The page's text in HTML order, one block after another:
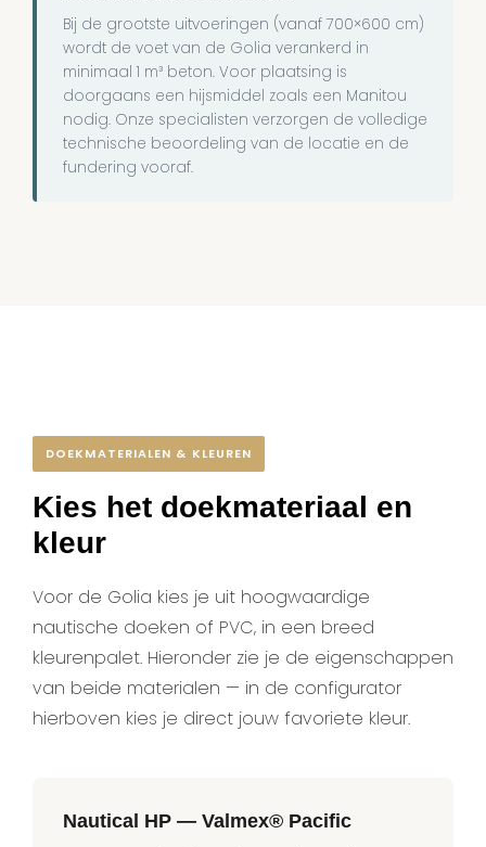
Bij de grootste uitvoeringen (vanaf 700×600 cm)
wordt de voet van de Golia verankerd in
minimaal 1 m³ beton. Voor plaatsing is
doorgaans een hijsmiddel zoals een Manitou
nodig. Onze specialisten verzorgen de volledige
technische beoordeling van de locatie en de
fundering vooraf.
DOEKMATERIALEN & KLEUREN
Kies het doekmateriaal en
kleur
Voor de Golia kies je uit hoogwaardige
nautische doeken of PVC, in een breed
kleurenpalet. Hieronder zie je de eigenschappen
van beide materialen — in de configurator
hierboven kies je direct jouw favoriete kleur.
Nautical HP — Valmex® Pacific